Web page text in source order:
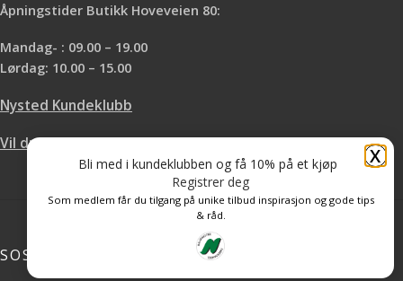
Åpningstider Butikk Hoveveien 80:
Mandag- : 09.00 – 19.00
Lørdag: 10.00 – 15.00
Nysted Kundeklubb
Vil du leie hos oss?
SOSIALE MEDIER
X
Bli med i kundeklubben og få 10% på et kjøp
Registrer deg
Som medlem får du tilgang på unike tilbud inspirasjon og gode tips
& råd.